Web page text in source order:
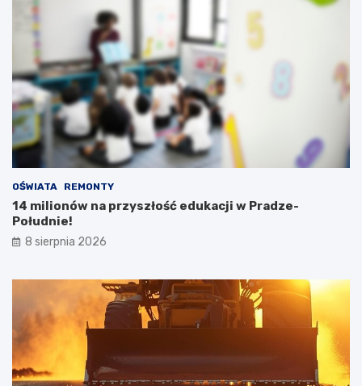
OŚWIATA REMONTY
14 milionów na przyszłość edukacji w Pradze-
Południe!
8 sierpnia 2026